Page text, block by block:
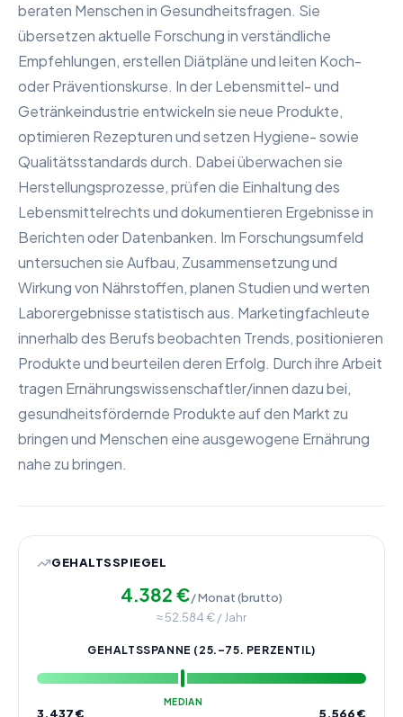
beraten Menschen in Gesundheitsfragen. Sie
übersetzen aktuelle Forschung in verständliche
Empfehlungen, erstellen Diätpläne und leiten Koch-
oder Präventionskurse. In der Lebensmittel- und
Getränkeindustrie entwickeln sie neue Produkte,
optimieren Rezepturen und setzen Hygiene- sowie
Qualitätsstandards durch. Dabei überwachen sie
Herstellungsprozesse, prüfen die Einhaltung des
Lebensmittelrechts und dokumentieren Ergebnisse in
Berichten oder Datenbanken. Im Forschungsumfeld
untersuchen sie Aufbau, Zusammensetzung und
Wirkung von Nährstoffen, planen Studien und werten
Laborergebnisse statistisch aus. Marketingfachleute
innerhalb des Berufs beobachten Trends, positionieren
Produkte und beurteilen deren Erfolg. Durch ihre Arbeit
tragen Ernährungswissenschaftler/innen dazu bei,
gesundheitsfördernde Produkte auf den Markt zu
bringen und Menschen eine ausgewogene Ernährung
nahe zu bringen.
GEHALTSSPIEGEL
4.382 €/ Monat (brutto)
≈52.584€ / Jahr
GEHALTSSPANNE (25.–75. PERZENTIL)
MEDIAN
3.437€ 5.566€